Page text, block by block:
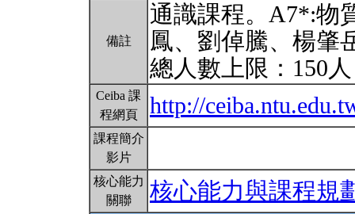
備註
通識課程。A7*:物
鳳、劉倬騰、楊肇
總人數上限：150
Ceiba 課
程網頁
http://
課程簡介
影片
核心能力
關聯
核心能力與課程規